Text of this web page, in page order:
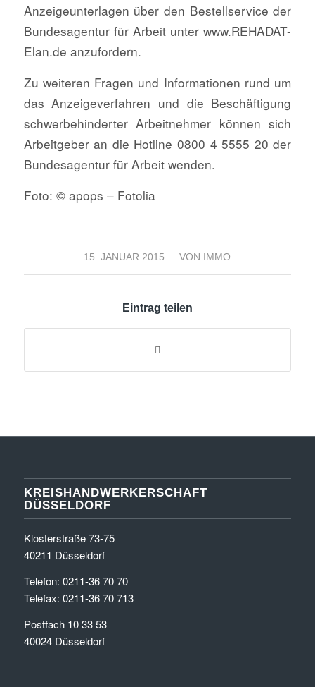
Anzeigeunterlagen über den Bestellservice der
Bundesagentur für Arbeit unter www.REHADAT-
Elan.de anzufordern.
Zu weiteren Fragen und Informationen rund um
das Anzeigeverfahren und die Beschäftigung
schwerbehinderter Arbeitnehmer können sich
Arbeitgeber an die Hotline 0800 4 5555 20 der
Bundesagentur für Arbeit wenden.
Foto: © apops – Fotolia
15. JANUAR 2015
/ VON IMMO
Eintrag teilen
KREISHANDWERKERSCHAFT
DÜSSELDORF
Klosterstraße 73-75
40211 Düsseldorf
Telefon: 0211-36 70 70
Telefax: 0211-36 70 713
Postfach 10 33 53
40024 Düsseldorf